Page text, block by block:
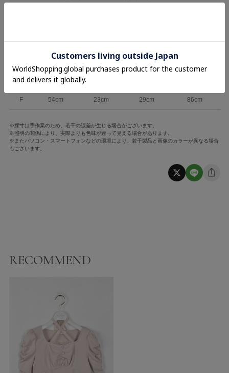
着丈
F 54cm 23cm 29cm 86cm
※採寸は手作業のため、若干の誤差が生じる場合がございます。
※照明の関係により、実際よりも色味が違って見える場合があります。
※またパソコン・スマートフォンなどの環境により、若干製品と画像のカラーが異なる場合
もございます。
RECOMMEND